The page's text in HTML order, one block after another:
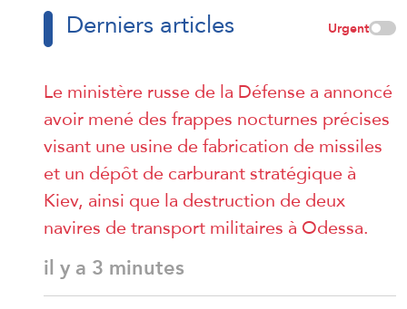
Derniers articles Urgent
Le ministère russe de la Défense a annoncé
avoir mené des frappes nocturnes précises
visant une usine de fabrication de missiles
et un dépôt de carburant stratégique à
Kiev, ainsi que la destruction de deux
navires de transport militaires à Odessa.
il y a 3 minutes